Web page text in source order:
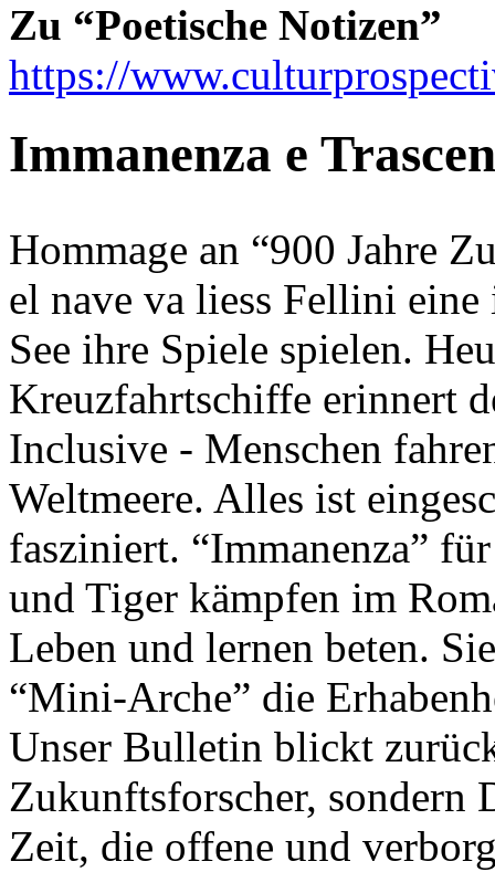
Zu “Poetische Notizen”
https://
Immanenza e
Hommage an “900 Jahre
el nave va liess Fellini
See ihre Spiele spielen.
Kreuzfahrtschiffe erinnert
Inclusive - Menschen
Weltmeere. Alles ist
fasziniert. “Immanenza”
und Tiger kämpfen im
Leben und lernen beten.
“Mini-Arche” die
Unser Bulletin blickt
Zukunftsforscher, sondern
Zeit, die offene und